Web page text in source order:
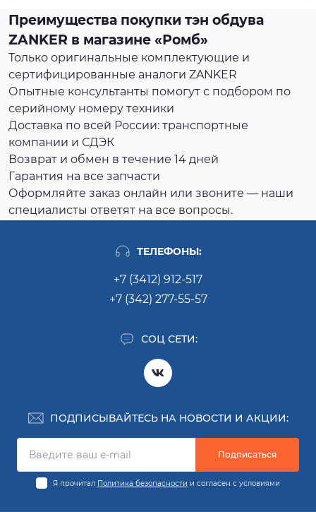
Преимущества покупки тэн обдува
ZANKER в магазине «Ромб»
Только оригинальные комплектующие и
сертифицированные аналоги ZANKER
Опытные консультанты помогут с подбором по
серийному номеру техники
Доставка по всей России: транспортные
компании и СДЭК
Возврат и обмен в течение 14 дней
Гарантия на все запчасти
Оформляйте заказ онлайн или звоните — наши
специалисты ответят на все вопросы.
ТЕЛЕФОНЫ:
+7 (3412) 912-517
+7 (342) 277-55-57
СОЦ СЕТИ:
ПОДПИСЫВАЙТЕСЬ НА НОВОСТИ И АКЦИИ:
Подписаться
Я прочитал Политика безопасности и согласен с условиями